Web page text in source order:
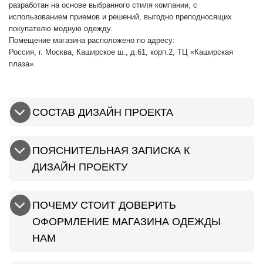
разработан на основе выбранного стиля компании, с
использованием приемов и решений, выгодно преподносящих
покупателю модную одежду.
Помещение магазина расположено по адресу:
Россия, г. Москва, Каширское ш., д.61, корп.2, ТЦ «Каширская
плаза».
СОСТАВ ДИЗАЙН ПРОЕКТА
ПОЯСНИТЕЛЬНАЯ ЗАПИСКА К
ДИЗАЙН ПРОЕКТУ
ПОЧЕМУ СТОИТ ДОВЕРИТЬ
ОФОРМЛЕНИЕ МАГАЗИНА ОДЕЖДЫ
НАМ